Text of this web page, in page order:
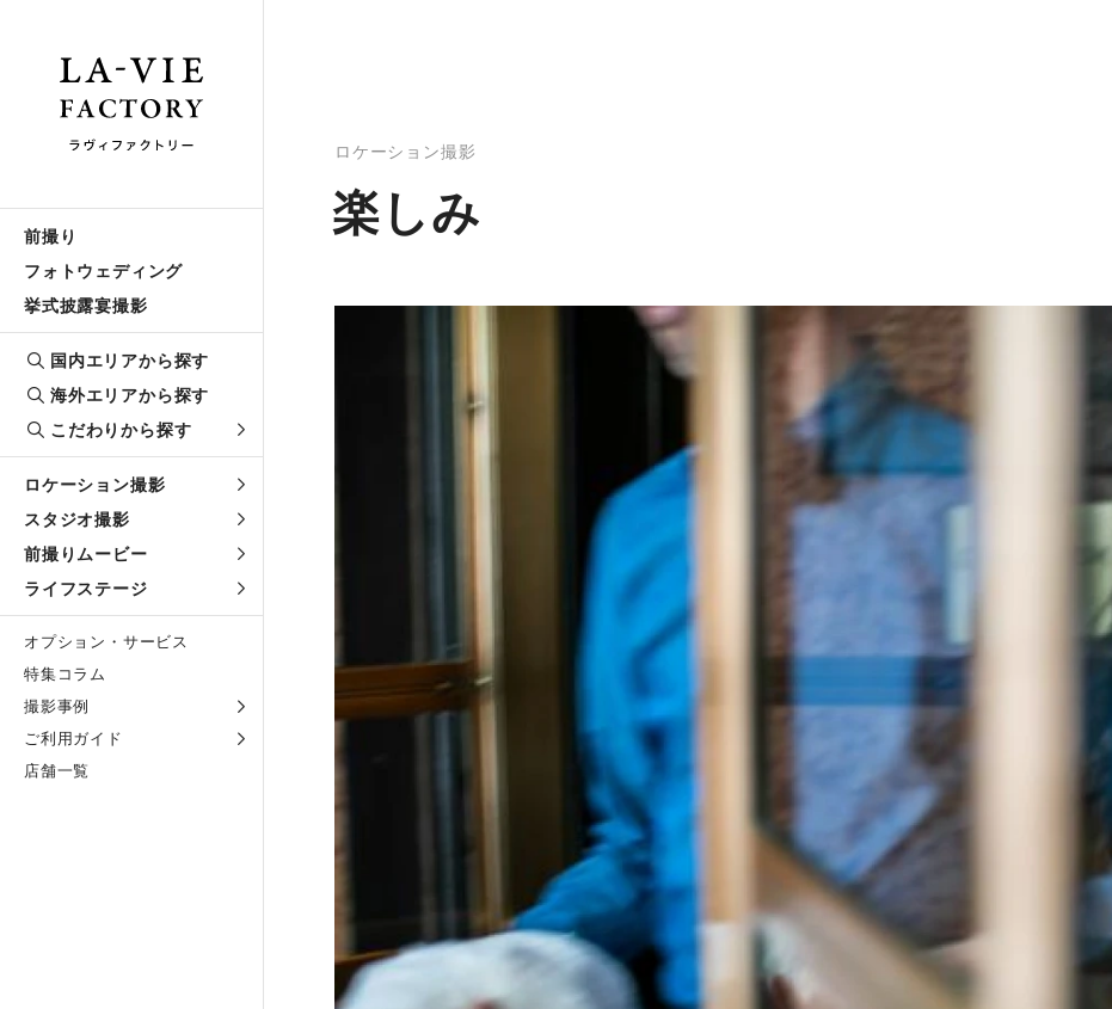
前撮り
フォトウェディング
挙式披露宴撮影
国内エリアから探す
海外エリアから探す
こだわりから探す
ロケーション撮影
スタジオ撮影
前撮りムービー
ライフステージ
オプション・サービス
特集コラム
撮影事例
ご利用ガイド
店舗一覧
ロケーション撮影
楽しみ